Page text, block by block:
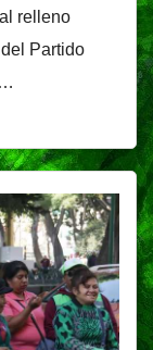
relleno
Partido